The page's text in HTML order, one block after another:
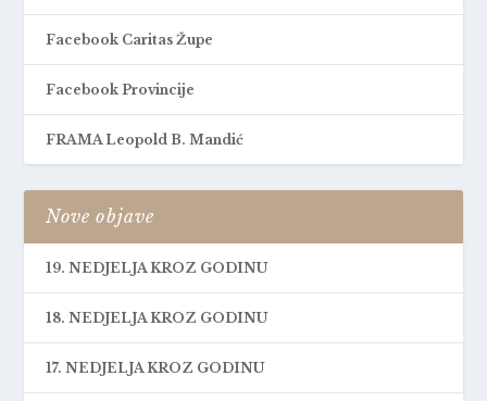
Facebook Caritas Župe
Facebook Provincije
FRAMA Leopold B. Mandić
Nove objave
19. NEDJELJA KROZ GODINU
18. NEDJELJA KROZ GODINU
17. NEDJELJA KROZ GODINU